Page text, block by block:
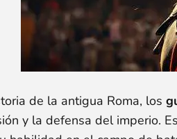
de la antigua Roma, los
y la defensa del imperio.